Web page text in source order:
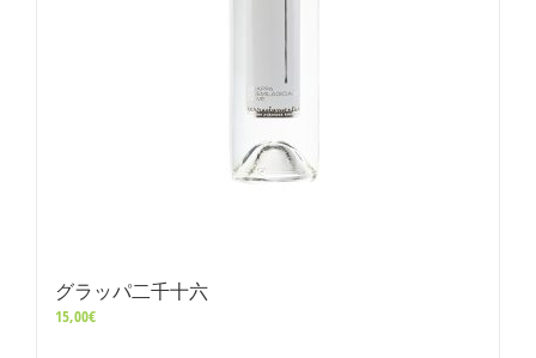
グラッパ二千十六
15,00€